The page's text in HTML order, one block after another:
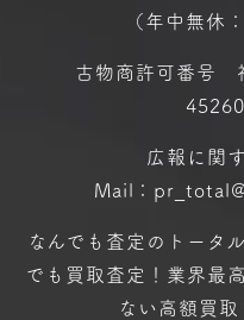
（年中無休
古物商許可番号
広報に関
Mail：
なんでも査定のトータ
でも買取査定！ 業界最
ない高額買取